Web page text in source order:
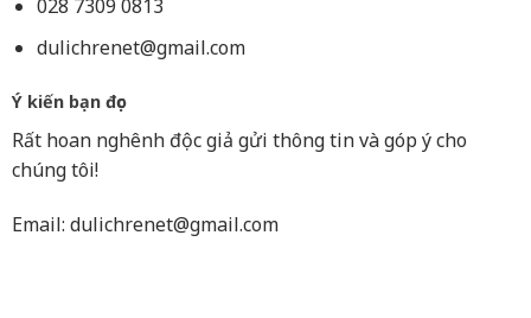
028 7309 0813
dulichrenet@gmail.com
Ý kiến bạn đọc
Rất hoan nghênh độc giả gửi thông tin và góp ý cho
chúng tôi!
Email: dulichrenet@gmail.com